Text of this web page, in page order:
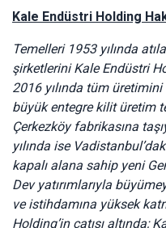
Kale Endüstri Holding
Temelleri 1953 yılında
şirketlerini Kale Endüstri
2016 yılında tüm
büyük entegre kilit üretim
Çerkezköy fabrikasına
yılında ise
kapalı alana sahip yeni
Dev yatırımlarıyla
ve istihdamına yüksek
Holding’in çatısı altında;